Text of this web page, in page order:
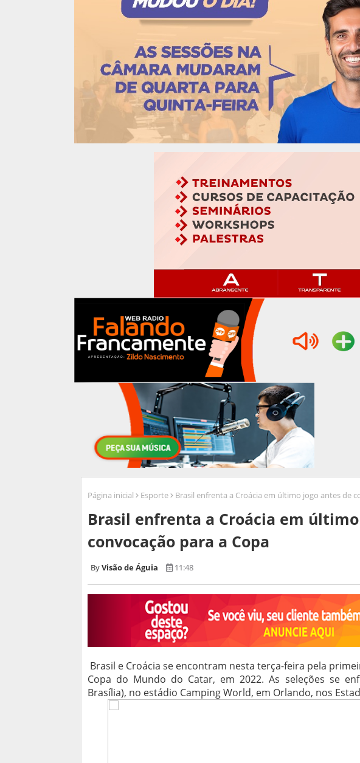
Página inicial Esporte Brasil enfrenta a Croácia em último jogo antes de
Brasil enfrenta a Croácia em
convocação para a Copa
Visão de Águia 11:48
Brasil e Croácia se encontram nesta terça-feira pela
Copa do Mundo do Catar, em 2022. As seleções se
Brasília), no estádio Camping World, em Orlando, nos